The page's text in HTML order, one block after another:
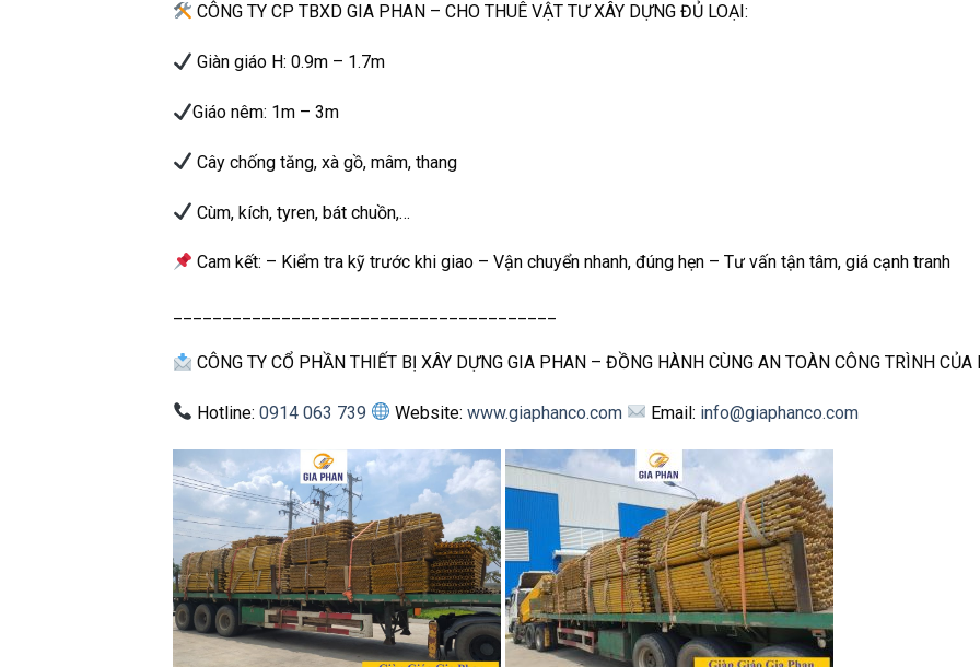
CÔNG TY CP TBXD GIA PHAN – CHO THUÊ VẬT TƯ XÂY DỰNG ĐỦ LOẠI:
Giàn giáo H: 0.9m – 1.7m
Giáo nêm: 1m – 3m
Cây chống tăng, xà gồ, mâm, thang
Cùm, kích, tyren, bát chuồn,…
Cam kết: – Kiểm tra kỹ trước khi giao – Vận chuyển nhanh, đúng hẹn – Tư vấn tận tâm, giá cạnh tranh
CÔNG TY CỔ PHẦN THIẾT BỊ XÂY DỰNG GIA PHAN – ĐỒNG HÀNH CÙNG AN TOÀN CÔNG TRÌNH CỦA
Hotline:0914 063 739 Website:www.giaphanco.com Email: info@giaphanco.com